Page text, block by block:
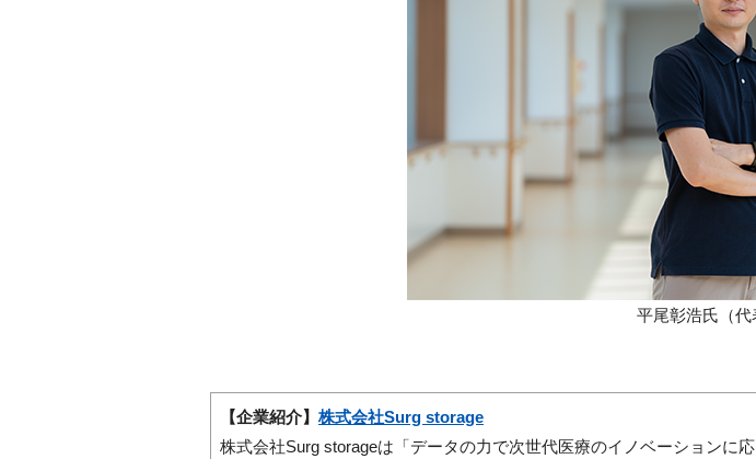
平尾彰浩氏（代
【企業紹介】 株式会社Surg storage
株式会社Surg storageは「データの力で次世代医療のイノベーションに